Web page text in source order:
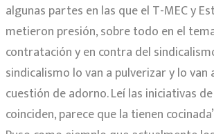
algunas partes en las que el T-MEC y
metieron presión, sobre todo en el
contratación y en contra del
sindicalismo lo van a pulverizar y lo van
cuestión de adorno. Leí las iniciativas
coinciden, parece que la tienen